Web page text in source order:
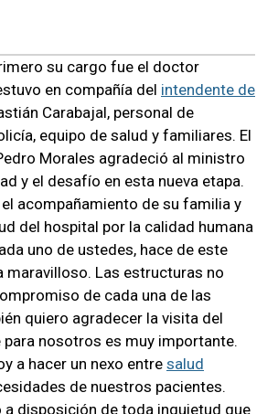
su cargo fue el doctor
en compañía del intendente de
Carabajal, personal de
equipo de salud y familiares. El
Morales agradeció al ministro
y el desafío en esta nueva etapa.
acompañamiento de su familia y
del hospital por la calidad humana
uno de ustedes, hace de este
maravilloso. Las estructuras no
de cada una de las
quiero agradecer la visita del
nosotros es muy importante.
a hacer un nexo entre salud
de nuestros pacientes.
a disposición de toda inquietud que